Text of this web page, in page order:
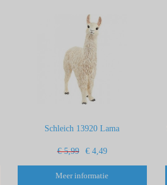
Schleich 13920 Lama
€ 5,99 € 4,49
Meer informatie